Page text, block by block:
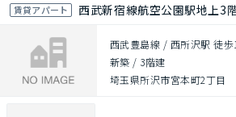
賃貸アパート 西武新宿線航空公園駅地上3
西武豊島線 / 西所沢駅 徒歩
新築 / 3階建
埼玉県所沢市宮本町2丁目